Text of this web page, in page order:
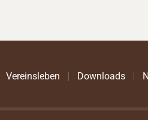
Vereinsleben Downloads